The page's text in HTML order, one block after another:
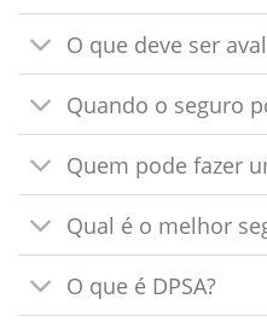
O que deve ser
Quando o seguro
Quem pode fazer
Qual é o melhor
O que é DPSA?